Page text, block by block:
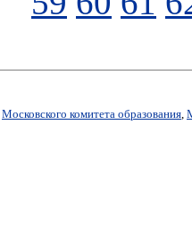
Московского комитета образования,